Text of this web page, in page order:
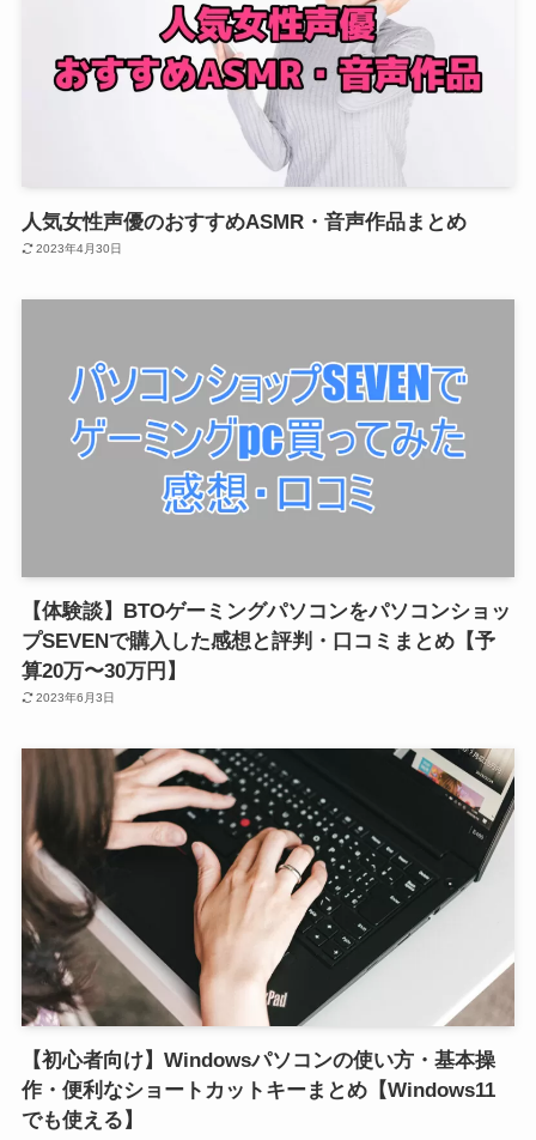
人気女性声優のおすすめASMR・音声作品まとめ
2023年4月30日
【体験談】BTOゲーミングパソコンをパソコンショッ
プSEVENで購入した感想と評判・口コミまとめ【予
算20万〜30万円】
2023年6月3日
【初心者向け】Windowsパソコンの使い方・基本操
作・便利なショートカットキーまとめ【Windows11
でも使える】